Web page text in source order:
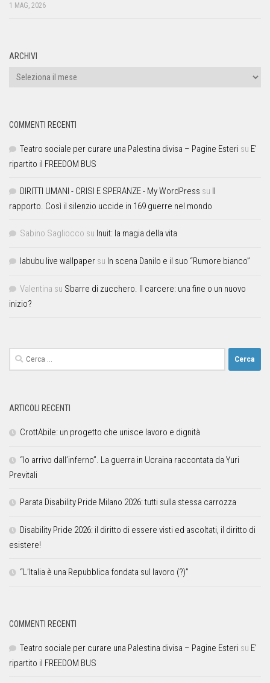
1 MAG, 2026
ARCHIVI
COMMENTI RECENTI
Teatro sociale per curare una Palestina divisa – Pagine Esteri su E’
ripartito il FREEDOM BUS
DIRITTI UMANI - CRISI E SPERANZE - My WordPress su Il
rapporto. Così il silenzio uccide in 169 guerre nel mondo
Sabino Sagliocco su Inuit: la magia della vita
labubu live wallpaper su In scena Danilo e il suo “Rumore bianco”
Valentina su Sbarre di zucchero. Il carcere: una fine o un nuovo
inizio?
ARTICOLI RECENTI
CrottAbile: un progetto che unisce lavoro e dignità
“Io arrivo dall’inferno”. La guerra in Ucraina raccontata da Yuri
Previtali
Parata Disability Pride Milano 2026: tutti sulla stessa carrozza
Disability Pride 2026: il diritto di essere visti ed ascoltati, il diritto di
esistere!
“L’Italia è una Repubblica fondata sul lavoro (?)”
COMMENTI RECENTI
Teatro sociale per curare una Palestina divisa – Pagine Esteri su E’
ripartito il FREEDOM BUS